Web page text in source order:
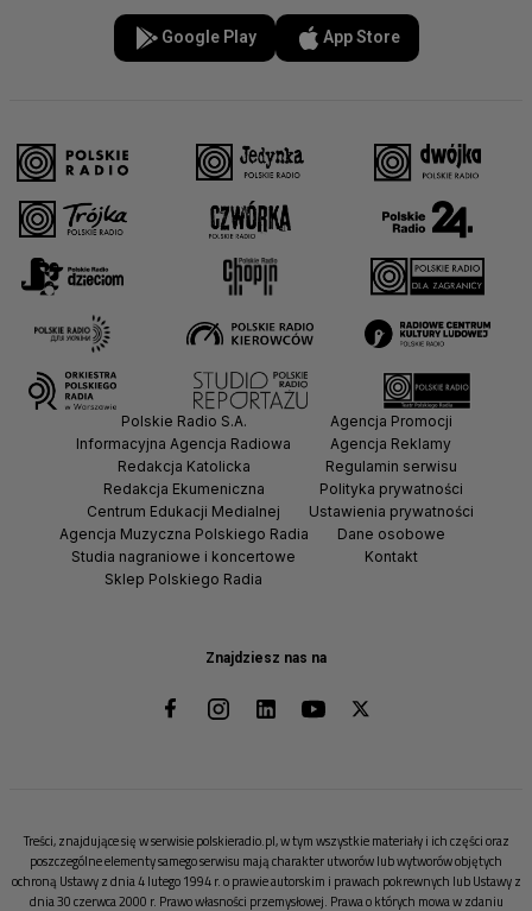
Google Play App Store
Znajdziesz nas na
Polskie Radio S.A.
Informacyjna Agencja Radiowa
Redakcja Katolicka
Redakcja Ekumeniczna
Centrum Edukacji Medialnej
Agencja Muzyczna Polskiego Radia
Studia nagraniowe i koncertowe
Sklep Polskiego Radia
Agencja Promocji
Agencja Reklamy
Regulamin serwisu
Polityka prywatności
Ustawienia prywatności
Dane osobowe
Kontakt
Treści, znajdujące się w serwisie polskieradio.pl, w tym wszystkie materiały i ich części oraz
poszczególne elementy samego serwisu mają charakter utworów lub wytworów objętych
ochroną Ustawy z dnia 4 lutego 1994 r. o prawie autorskim i prawach pokrewnych lub Ustawy z
dnia 30 czerwca 2000 r. Prawo własności przemysłowej. Prawa o których mowa w zdaniu